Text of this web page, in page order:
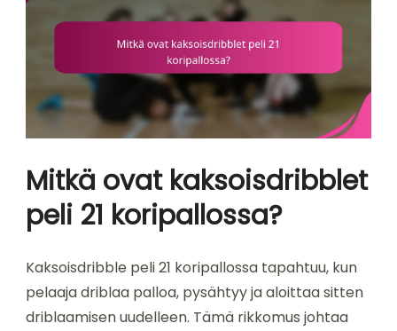
Mitkä ovat kaksoisdribblet
peli 21 koripallossa?
Kaksoisdribble peli 21 koripallossa tapahtuu, kun
pelaaja driblaa palloa, pysähtyy ja aloittaa sitten
driblaamisen uudelleen. Tämä rikkomus johtaa